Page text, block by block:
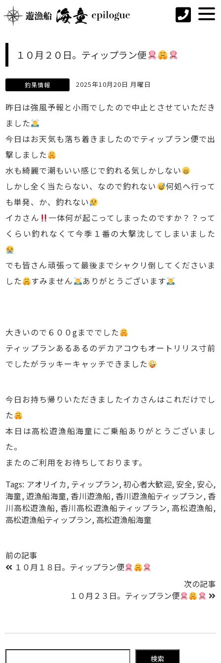
１０月２０日。ティップラン便
釣果情報 2025年10月20日 月曜日
昨日は強風予報と小雨でしたので中止とさせていただき
ました
今日はお天気も落ち着きましたのでティップラン便で出
撃しました
水も綺麗で潮もいい感じで釣れる気しかしない
しかし全く当たらない、なので釣れない
何処へ行って
も単発、か、釣れない
イカさん
一体何が起こってしまったのですか？？って
くらい釣れなくて今季１番の大撃沈してしまいました
でも皆さん頑張って最後までシャクリ倒してくださいま
した
すみません ありがとうございます
大きいので６００gまででした
ティップランあるあるのデカアコウもオートリリス寸前
でしたがラッキーキャッチできました
今日お持ち帰りいただきましたイカさんはこれだけでし
た
本日は高松遊漁船海童にご乗船ありがとうございまし
た。
またのご利用をお待ちしております。
Tags: アオリイカ, ティップラン,初心者大歓迎, 安全, 安心,
海童, 遊漁船海童, 香川遊漁船, 香川遊漁船ティップラン, 香
川高松遊漁船, 香川高松遊漁船ティップラン,高松遊漁船,
高松遊漁船ティップラン,高松遊漁船海童
前の記事
１０月１８日。ティップラン便
次の記事
１０月２３日。ティップラン便
検索